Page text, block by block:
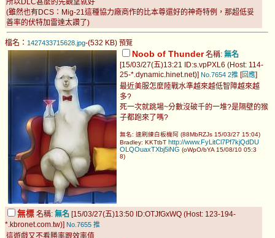
所以DLC甚麼的先觀望就好
(雖然也有DCS：Mig-21這種協力廠商作的比本尊還好的神奇特例，那超低妥
善率的伏特加雷達太讚了)
檔名： 1427433715628.jpg-(532 KB) 預覽
Noob of Thunder名稱: 無名
[15/03/27(五)13:21 ID:s.vpPXL6 (Host: 114-
25-*.dynamic.hinet.net)] No.7654 2推 [ 回應]
最近美服怎麼陸戰水準越來越低智障越來越
多?
死一次就跳場~分數沒破千的一堆?是隔壁的猴
子都跑來了嗎?
無名: 速刷練白板機阿 (88MbRZJs 15/03/27 15:04)
Bradley: KKTtbT http://www.FyLitCl7Pf7kjQdDU
OLQOuaxTXbj5iNG (oWpO/bYA 15/08/10 05:3
8)
無標 名稱: 無名 [15/03/27(五)13:50 ID:OTJfGxWQ (Host: 123-194-
*.kbronet.com.tw)] No.7655 推